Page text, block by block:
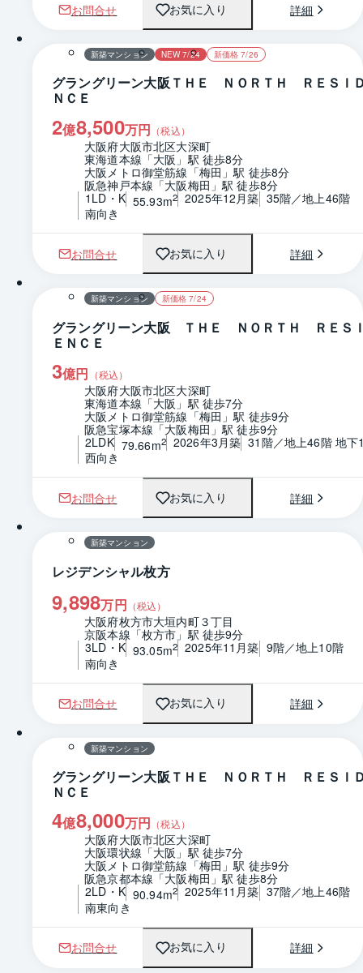
お問合せ お気に入り 詳細
1 / 0 間取り
新築マンション NEW 7/24 新価格 7/26
グラングリーン大阪ＴＨＥ ＮＯＲＴＨ ＲＥＳＩ
ＮＣＥ
2億8,500万円 （税込）
大阪府大阪市北区大深町
東海道本線「大阪」駅 徒歩8分
大阪メトロ御堂筋線「梅田」駅 徒歩8分
阪急神戸本線「大阪梅田」駅 徒歩8分
1LD・K 55.93m2 2025年12月築 35階／地上46階
南向き
お問合せ お気に入り 詳細
間取り
新築マンション 新価格 7/24
グラングリーン大阪 ＴＨＥ ＮＯＲＴＨ ＲＥＳ
ＥＮＣＥ
3億円 （税込）
大阪府大阪市北区大深町
東海道本線「大阪」駅 徒歩7分
大阪メトロ御堂筋線「梅田」駅 徒歩9分
阪急宝塚本線「大阪梅田」駅 徒歩9分
2LDK 79.66m2 2026年3月築 31階／地上46階 地下
西向き
お問合せ お気に入り 詳細
1 / 0
新築マンション
レジデンシャル枚方
9,898万円 （税込）
大阪府枚方市大垣内町３丁目
京阪本線「枚方市」駅 徒歩9分
3LD・K 93.05m2 2025年11月築 9階／地上10階
南向き
お問合せ お気に入り 詳細
1 / 0 間取り
新築マンション
グラングリーン大阪ＴＨＥ ＮＯＲＴＨ ＲＥＳＩ
ＮＣＥ
4億8,000万円 （税込）
大阪府大阪市北区大深町
大阪環状線「大阪」駅 徒歩7分
大阪メトロ御堂筋線「梅田」駅 徒歩9分
阪急京都本線「大阪梅田」駅 徒歩8分
2LD・K 90.94m2 2025年11月築 37階／地上46階
南東向き
お問合せ お気に入り 詳細
1 / 0 間取り